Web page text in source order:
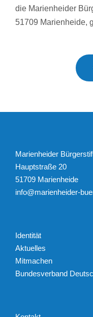
die Marienheider
51709 Marienheide,
Marienheider
Hauptstraße 20
51709 Marienheide
info@marienheider-
Identität
Aktuelles
Mitmachen
Bundesverband